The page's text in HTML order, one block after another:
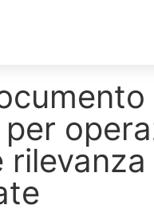
rilevanza